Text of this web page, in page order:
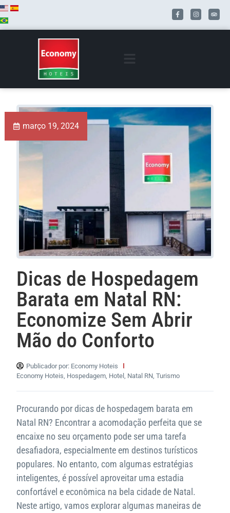
março 19, 2024
Dicas de Hospedagem
Barata em Natal RN:
Economize Sem Abrir
Mão do Conforto
Publicador por: Economy Hoteis
Economy Hoteis Hospedagem Hotel Natal RN Turismo
Procurando por dicas de hospedagem barata em
Natal RN? Encontrar a acomodação perfeita que se
encaixe no seu orçamento pode ser uma tarefa
desafiadora, especialmente em destinos turísticos
populares. No entanto, com algumas estratégias
inteligentes, é possível aproveitar uma estadia
confortável e econômica na bela cidade de Natal.
Neste artigo, vamos explorar algumas maneiras de